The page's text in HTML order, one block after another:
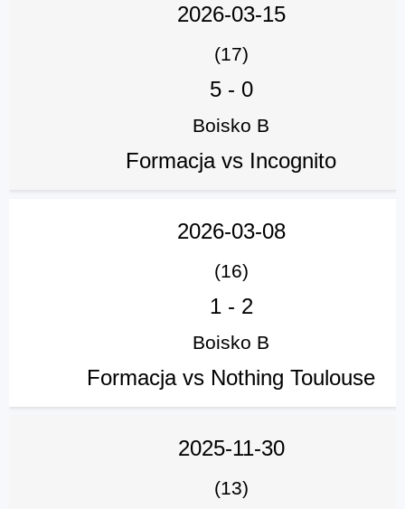
2026-03-15
(17)
5- 0
Boisko B
Formacja vs Incognito
2026-03-08
(16)
1- 2
Boisko B
Formacja vs Nothing Toulouse
2025-11-30
(13)